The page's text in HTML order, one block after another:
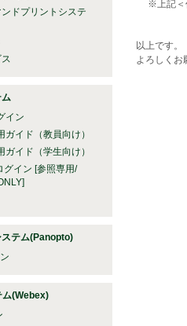
ドプリントシステ
イン
イド（教員向け）
イド（学生向け）
イン [参照専用/
テム(Panopto)
ム(Webex)
※上記＜
以上です。
よろしくお